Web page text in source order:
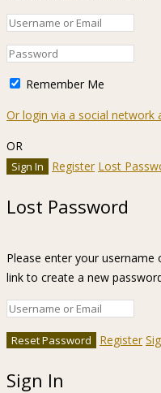
Remember Me
Or login via a social network
OR
Register Lost
Lost Password
Please enter your username
link to create a new
Register
Sign In